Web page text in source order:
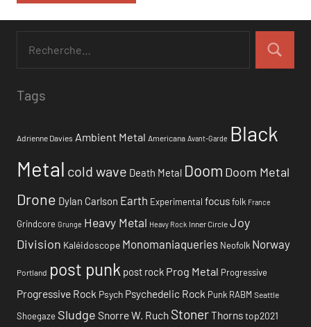
Tags
Adrienne Davies Ambient Metal Americana Avant-Garde Black
Metal cold wave Death Metal Doom Doom Metal
Drone Dylan Carlson Earth Experimental focusfolk France
Grindcore Grunge Heavy Metal Heavy Rock Inner Circle Joy
Division Kaléidoscope Monomaniaqueries Neofolk Norway
Portland post punk post rock Prog Metal Progressive
Progressive Rock Psych Psychedelic Rock Punk RABM Seattle
Shoegaze Sludge Snorre W. Ruch StonerThornstop2021